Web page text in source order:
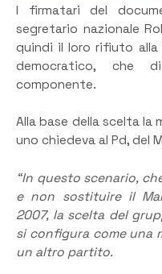
I firmatari del
segretario nazionale
quindi il loro rifiuto alla
democratico, che
componente.
Alla base della scelta
uno chiedeva al Pd, del
“In questo scenario,
e non sostituire il
2007, la scelta del
si configura come una
un altro partito.